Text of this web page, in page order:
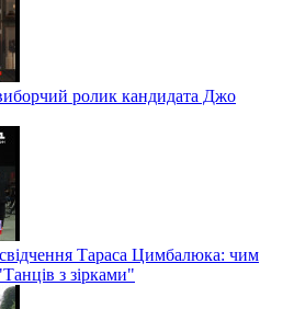
ролик кандидата Джо
Тараса Цимбалюка: чим
з зірками"